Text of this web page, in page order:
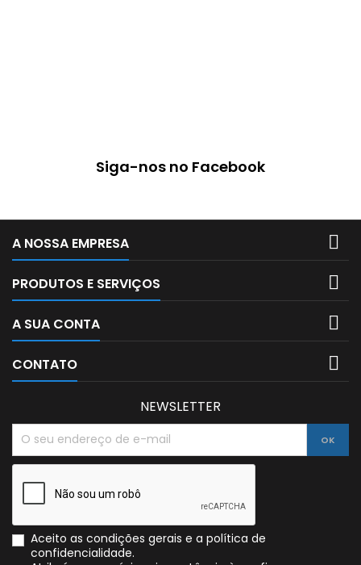
Siga-nos no Facebook
A NOSSA EMPRESA 
PRODUTOS E SERVIÇOS 
A SUA CONTA 
CONTATO 
NEWSLETTER
Aceito as condições gerais e a política de
confidencialidade.